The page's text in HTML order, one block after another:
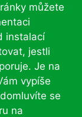
můžete
instalací
jestli
Je na
vypíše
se
na